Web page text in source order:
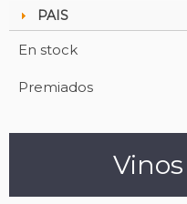
PAIS
En stock
Premiados